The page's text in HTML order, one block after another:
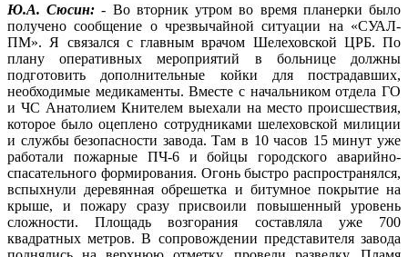
Ю.А. Сюсин: - Во вторник утром во время планерки было
получено сообщение о чрезвычайной ситуации на «СУАЛ-
ПМ». Я связался с главным врачом Шелеховской ЦРБ. По
плану оперативных мероприятий в больнице должны
подготовить дополнительные койки для пострадавших,
необходимые медикаменты. Вместе с начальником отдела ГО
и ЧС Анатолием Кнителем выехали на место происшествия,
которое было оцеплено сотрудниками шелеховской милиции
и службы безопасности завода. Там в 10 часов 15 минут уже
работали пожарные ПЧ-6 и бойцы городского аварийно-
спасательного формирования. Огонь быстро распространялся,
вспыхнули деревянная обрешетка и битумное покрытие на
крыше, и пожару сразу присвоили повышенный уровень
сложности. Площадь возгорания составляла уже 700
квадратных метров. В сопровождении представителя завода